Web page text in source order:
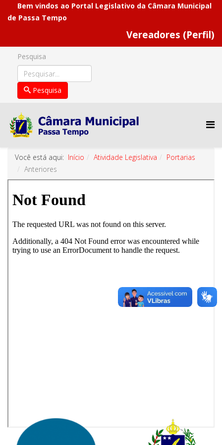
Bem vindos ao Portal Legislativo da Câmara Municipal
de Passa Tempo
Vereadores (Perfil)
Pesquisa
Pesquisa
Você está aqui: Início Atividade Legislativa
Portarias
Anteriores